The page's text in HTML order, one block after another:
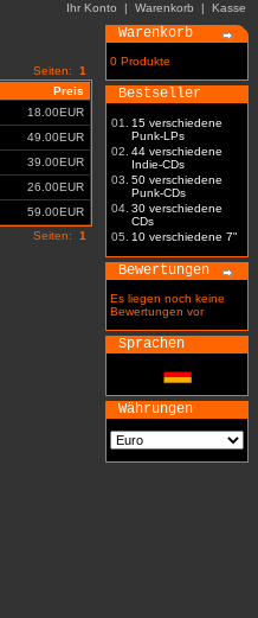
Ihr Konto | Warenkorb | Kasse
Seiten: 1
Preis
18.00EUR
49.00EUR
39.00EUR
26.00EUR
59.00EUR
Seiten: 1
Warenkorb
0 Produkte
Bestseller
01.
15 verschiedene
Punk-LPs
02. 44 verschiedene
Indie-CDs
03. 50 verschiedene
Punk-CDs
04. 30 verschiedene
CDs
05.
10 verschiedene 7"
Bewertungen
Es liegen noch keine
Bewertungen vor
Sprachen
Währungen